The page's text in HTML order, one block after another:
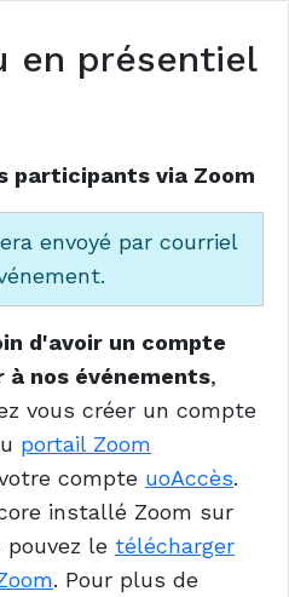
en présentiel
participants via Zoom
envoyé par courriel
d'avoir un compte
nos événements,
vous créer un compte
portail Zoom
compte uoAccès.
installé Zoom sur
le télécharger
. Pour plus de